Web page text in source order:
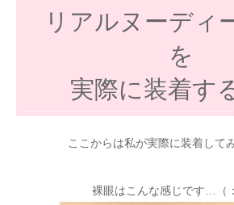
リアルヌーディ
を
実際に装着す
ここからは私が実際に装着して
裸眼はこんな感じです…（